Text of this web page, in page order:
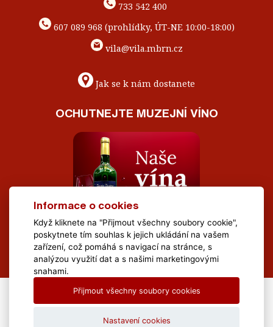
733 542 400
607 089 968 (prohlídky, ÚT-NE 10:00-18:00)
vila@vila.mbrn.cz
Jak se k nám dostanete
OCHUTNEJTE MUZEJNÍ VÍNO
All Rights Reserved Muzeum Brněnska © 2020, Webdesign by
Informace o cookies
Když kliknete na "Přijmout všechny soubory cookie",
poskytnete tím souhlas k jejich ukládání na vašem
zařízení, což pomáhá s navigací na stránce, s
analýzou využití dat a s našimi marketingovými
snahami.
Přijmout všechny soubory cookies
Nastavení cookies